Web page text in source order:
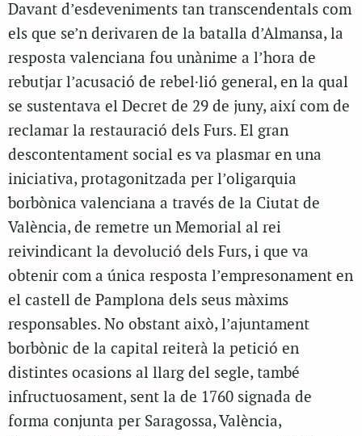
Davant d’esdeveniments tan transcendentals com
els que se’n derivaren de la batalla d’Almansa, la
resposta valenciana fou unànime a l’hora de
rebutjar l’acusació de rebel·lió general, en la qual
se sustentava el Decret de 29 de juny, així com de
reclamar la restauració dels Furs. El gran
descontentament social es va plasmar en una
iniciativa, protagonitzada per l’oligarquia
borbònica valenciana a través de la Ciutat de
València, de remetre un Memorial al rei
reivindicant la devolució dels Furs, i que va
obtenir com a única resposta l’empresonament en
el castell de Pamplona dels seus màxims
responsables. No obstant això, l’ajuntament
borbònic de la capital reiterà la petició en
distintes ocasions al llarg del segle, també
infructuosament, sent la de 1760 signada de
forma conjunta per Saragossa, València,